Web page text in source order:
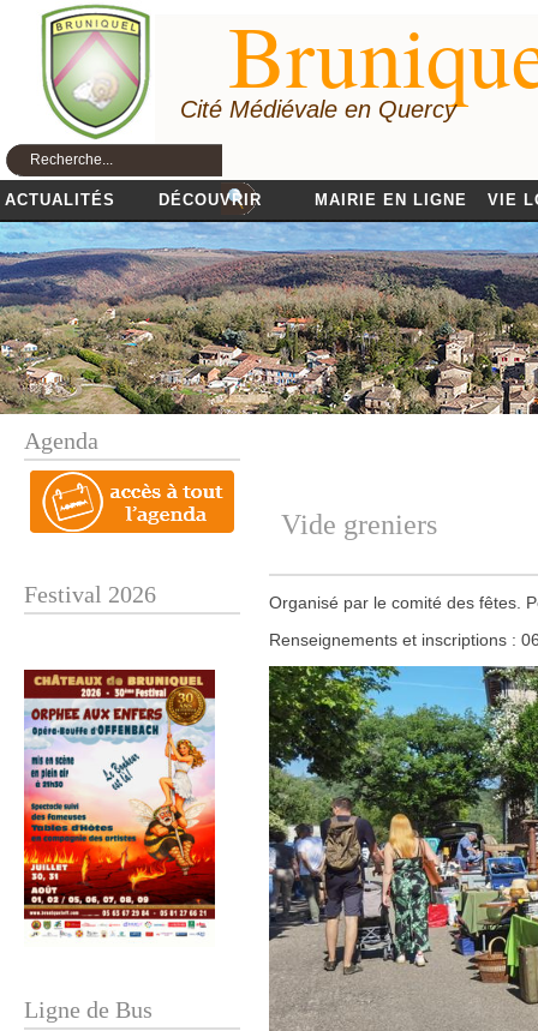
Cité Médiévale en Quercy
ACTUALITÉS DÉCOUVRIR MAIRIE EN LIGNE VIE
Agenda
Festival 2026
Ligne de Bus
Vide greniers
Organisé par le comité des fêtes.
Renseignements et inscriptions :